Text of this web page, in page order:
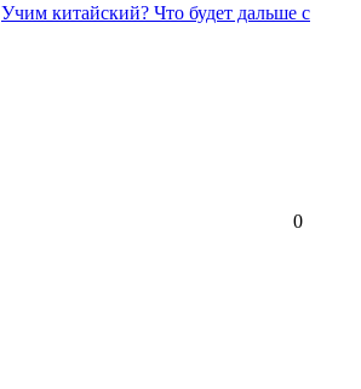
Учим китайский? Что будет дальше с
0